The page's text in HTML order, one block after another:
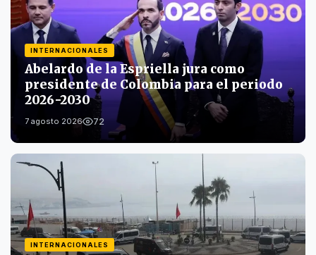
INTERNACIONALES
Abelardo de la Espriella jura como
presidente de Colombia para el periodo
2026-2030
7 agosto 2026 72
INTERNACIONALES